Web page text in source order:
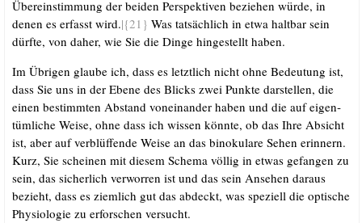
Über­ein­stim­mung der bei­den Per­spek­ti­ven bezie­hen wür­de, in
denen es erfasst wird.|{21} Was tat­säch­lich in etwa halt­bar sein
dürf­te, von daher, wie Sie die Din­ge hin­ge­stellt haben.
Im Übri­gen glau­be ich, dass es letzt­lich nicht ohne Bedeu­tung ist,
dass Sie uns in der Ebe­ne des Blicks zwei Punk­te dar­stel­len, die
einen bestimm­ten Abstand von­ein­an­der haben und die auf eigen­
tüm­li­che Wei­se, ohne dass ich wis­sen könn­te, ob das Ihre Absicht
ist, aber auf ver­blüf­fen­de Wei­se an das bin­oku­la­re Sehen erin­nern.
Kurz, Sie schei­nen mit die­sem Sche­ma völ­lig in etwas gefan­gen zu
sein, das sicher­lich ver­wor­ren ist und das sein Anse­hen dar­aus
bezieht, dass es ziem­lich gut das abdeckt, was spe­zi­ell die opti­sche
Phy­sio­lo­gie zu erfor­schen versucht.